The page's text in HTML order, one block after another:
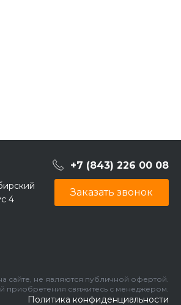
+7 (843) 226 00 08
4
Заказать звонок
сайте, не являются публичной офертой.
приобретения свяжитесь с менеджером.
Политика конфиденциальности